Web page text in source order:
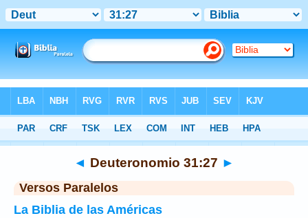
>Deuteronomio >Capítulo 31 > Verso 27
◄ Deuteronomio 31:27 ►
Versos Paralelos
La Biblia de las Américas